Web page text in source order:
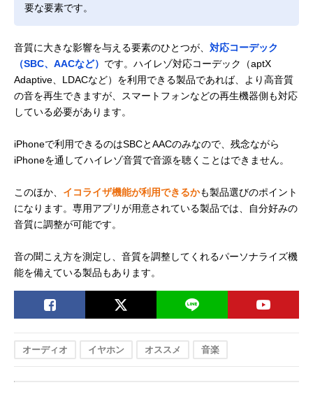
要な要素です。
音質に大きな影響を与える要素のひとつが、 対応コーデック
（SBC、AACなど） です。ハイレゾ対応コーデック（aptX
Adaptive、LDACなど）を利用できる製品であれば、より高音質
の音を再生できますが、スマートフォンなどの再生機器側も対応
している必要があります。
iPhoneで利用できるのはSBCとAACのみなので、残念ながら
iPhoneを通してハイレゾ音質で音源を聴くことはできません。
このほか、 イコライザ機能が利用できるかも製品選びのポイント
になります。専用アプリが用意されている製品では、自分好みの
音質に調整が可能です。
音の聞こえ方を測定し、音質を調整してくれるパーソナライズ機
能を備えている製品もあります。
オーディオ イヤホン オススメ 音楽